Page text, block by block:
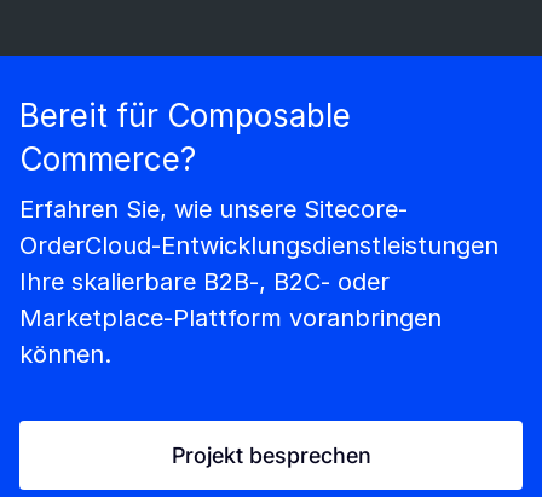
Bereit für Composable
Commerce?
Erfahren Sie, wie unsere Sitecore-
OrderCloud-Entwicklungsdienstleistungen
Ihre skalierbare B2B-, B2C- oder
Marketplace-Plattform voranbringen
können.
Projekt besprechen